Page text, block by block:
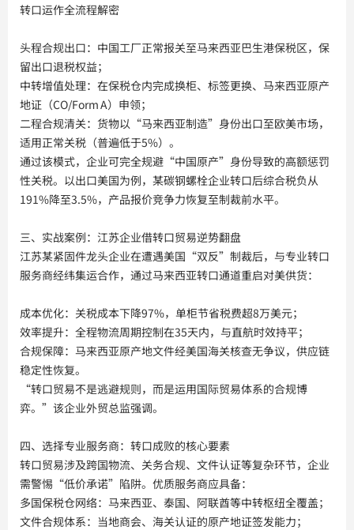
转口运作全流程解密
头程合规出口：中国工厂正常报关至马来西亚巴生港保税区，保
留出口退税权益；
中转增值处理：在保税仓内完成换柜、标签更换、马来西亚原产
地证（CO/Form A）申领；
二程合规清关：货物以“马来西亚制造”身份出口至欧美市场，
适用正常关税（普遍低于5%）。
通过该模式，企业可完全规避“中国原产”身份导致的高额惩罚
性关税。以出口美国为例，某碳钢螺栓企业转口后综合税负从
191%降至3.5%，产品报价竞争力恢复至制裁前水平。
三、实战案例：江苏企业借转口贸易逆势翻盘
江苏某紧固件龙头企业在遭遇美国“双反”制裁后，与专业转口
服务商经纬集运合作，通过马来西亚转口通道重启对美供货：
成本优化：关税成本下降97%，单柜节省税费超8万美元；
效率提升：全程物流周期控制在35天内，与直航时效持平；
合规保障：马来西亚原产地文件经美国海关核查无争议，供应链
稳定性恢复。
“转口贸易不是逃避规则，而是运用国际贸易体系的合规博
弈。”该企业外贸总监强调。
四、选择专业服务商：转口成败的核心要素
转口贸易涉及跨国物流、关务合规、文件认证等复杂环节，企业
需警惕“低价承诺”陷阱。优质服务商应具备：
多国保税仓网络：马来西亚、泰国、阿联酋等中转枢纽全覆盖；
文件合规体系：当地商会、海关认证的原产地证签发能力；